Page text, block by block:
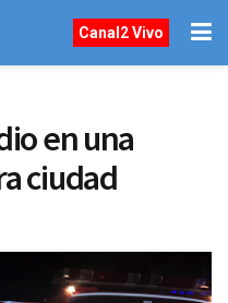
Canal2 Vivo
en una
ciudad